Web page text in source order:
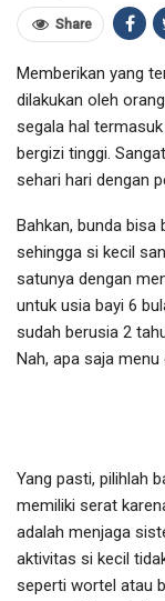
Share
Memberikan yang
dilakukan oleh
segala hal
bergizi tinggi.
sehari hari dengan
Bahkan, bunda
sehingga si kecil
satunya dengan
untuk usia bayi 6
sudah berusia 2
Nah, apa saja
Yang pasti, pilihlah
memiliki serat
adalah menjaga
aktivitas si kecil
seperti wortel atau